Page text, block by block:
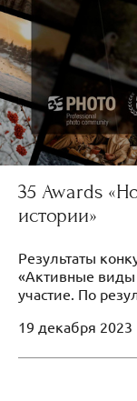
35 Awards
истории»
Результаты
«Активные виды
участие. По
19 декабря 2023